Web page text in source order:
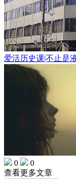
爱活历史课|不止是
0
0
查看更多文章